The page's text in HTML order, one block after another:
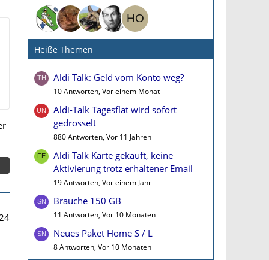
Heiße Themen
Aldi Talk: Geld vom Konto weg?
10 Antworten, Vor einem Monat
Aldi-Talk Tagesflat wird sofort
gedrosselt
880 Antworten, Vor 11 Jahren
Aldi Talk Karte gekauft, keine
Aktivierung trotz erhaltener Email
19 Antworten, Vor einem Jahr
Brauche 150 GB
11 Antworten, Vor 10 Monaten
Neues Paket Home S / L
8 Antworten, Vor 10 Monaten